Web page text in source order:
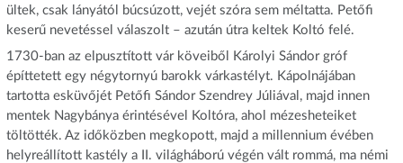
ültek, csak lányától búcsúzott, vejét szóra sem méltatta. Petőfi
keserű nevetéssel válaszolt – azután útra keltek Koltó felé.
1730-ban az elpusztított vár köveiből Károlyi Sándor gróf
építtetett egy négytornyú barokk várkastélyt. Kápolnájában
tartotta esküvőjét Petőfi Sándor Szendrey Júliával, majd innen
mentek Nagybánya érintésével Koltóra, ahol mézesheteiket
töltötték. Az időközben megkopott, majd a millennium évében
helyreállított kastély a II. világháború végén vált rommá, ma némi